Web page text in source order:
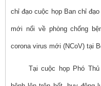
chỉ đạo cuộc họp Ban chỉ
mới nổi về phòng chống
corona virus mới (NCoV) tại
Tại cuộc họp Phó